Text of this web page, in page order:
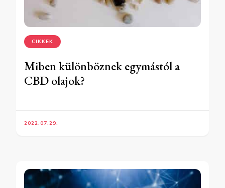
CIKKEK
Miben különböznek egymástól a
CBD olajok?
2022.07.29.